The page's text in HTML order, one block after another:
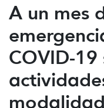
A un mes
COVID-